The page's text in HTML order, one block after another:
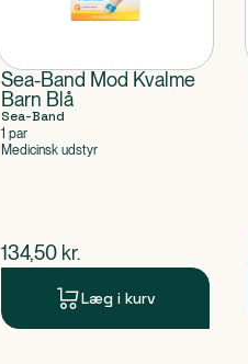
Sea-Band Mod Kvalme
Barn Blå
Sea-Band
1 par
Medicinsk udstyr
$nuværende pris
134,50 kr.
Læg i kurv